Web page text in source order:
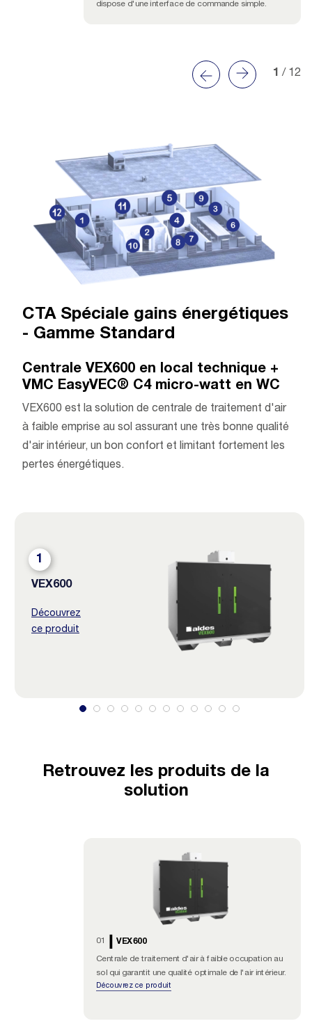
dispose d'une interface de commande simple.
1 / 12
CTA Spéciale gains énergétiques
- Gamme Standard
Centrale VEX600 en local technique +
VMC EasyVEC® C4 micro-watt en WC
VEX600 est la solution de centrale de traitement d'air
à faible emprise au sol assurant une très bonne qualité
d'air intérieur, un bon confort et limitant fortement les
pertes énergétiques.
1
VEX600
Découvrez
ce produit
Retrouvez les produits de la
solution
01 VEX600
Centrale de traitement d'air à faible occupation au
sol qui garantit une qualité optimale de l'air intérieur.
Découvrez ce produit